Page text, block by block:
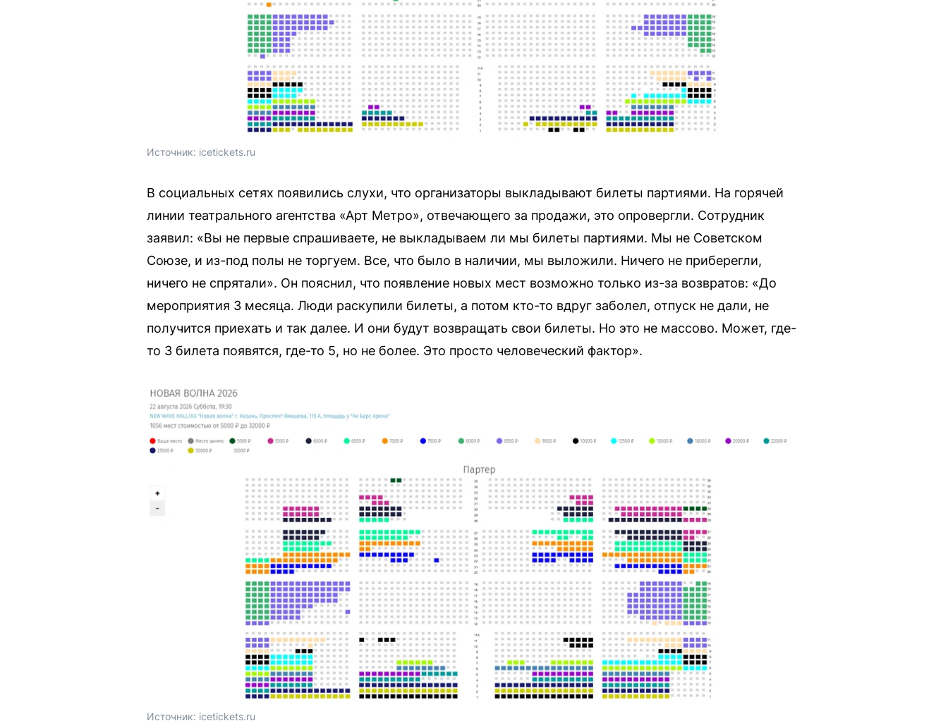
Источник: icetickets.ru
В социальных сетях появились слухи, что организаторы выкладывают билеты партиями. На горячей
линии театрального агентства «Арт Метро», отвечающего за продажи, это опровергли. Сотрудник
заявил: «Вы не первые спрашиваете, не выкладываем ли мы билеты партиями. Мы не Советском
Союзе, и из-под полы не торгуем. Все, что было в наличии, мы выложили. Ничего не приберегли,
ничего не спрятали». Он пояснил, что появление новых мест возможно только из-за возвратов: «До
мероприятия 3 месяца. Люди раскупили билеты, а потом кто-то вдруг заболел, отпуск не дали, не
получится приехать и так далее. И они будут возвращать свои билеты. Но это не массово. Может, где-
то 3 билета появятся, где-то 5, но не более. Это просто человеческий фактор».
Источник: icetickets.ru